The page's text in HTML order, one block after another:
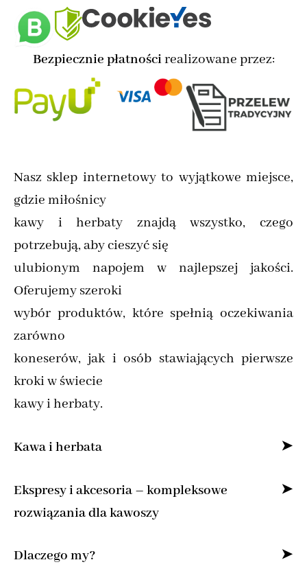
Bezpiecznie płatnościrealizowane przez:
Nasz sklep internetowy to wyjątkowe miejsce,
gdzie miłośnicy
kawy i herbaty znajdą wszystko, czego
potrzebują, aby cieszyć się
ulubionym napojem w najlepszej jakości.
Oferujemy szeroki
wybór produktów, które spełnią oczekiwania
zarówno
koneserów, jak i osób stawiających pierwsze
kroki w świecie
kawy i herbaty.
Kawa i herbata
Specjalizujemy się w sprzedaży kawy ziarnistej
i mielonej online,
całego świata.
Ekspresy i akcesoria – kompleksowe
rozwiązania dla kawoszy
Dla osób, które pragną cieszyć się kawą jak z
Dlaczego my?